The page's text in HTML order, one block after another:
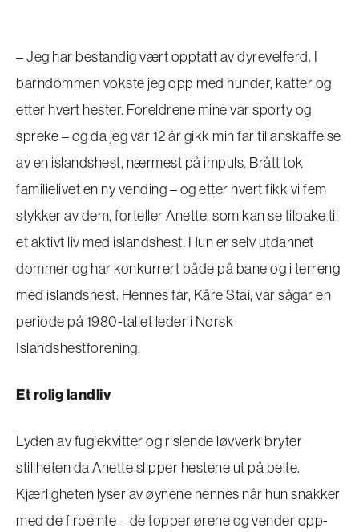
– Jeg har bestandig vært opptatt av dyrevelferd. I
barndommen vokste jeg opp med hunder, katter og
etter hvert hester. Foreldrene mine var sporty og
spreke – og da jeg var 12 år gikk min far til anskaffelse
av en islandshest, nærmest på impuls. Brått tok
familielivet en ny vending – og etter hvert fikk vi fem
stykker av dem, forteller Anette, som kan se tilbake til
et aktivt liv med islandshest. Hun er selv utdannet
dommer og har konkurrert både på bane og i terreng
med islandshest. Hennes far, Kåre Stai, var sågar en
periode på 1980-tallet leder i Norsk
Islandshestforening.
Et rolig landliv
Lyden av fuglekvitter og rislende løvverk bryter
stillheten da Anette slipper hestene ut på beite.
Kjærligheten lyser av øynene hennes når hun snakker
med de firbeinte – de topper ørene og vender opp-